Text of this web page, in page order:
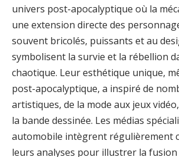
univers post-apocalyptique où la
une extension directe des
souvent bricolés, puissants et au
symbolisent la survie et la rébellion
chaotique. Leur esthétique unique,
post-apocalyptique, a inspiré de
artistiques, de la mode aux jeux
la bande dessinée. Les médias
automobile intègrent régulièrement
leurs analyses pour illustrer la